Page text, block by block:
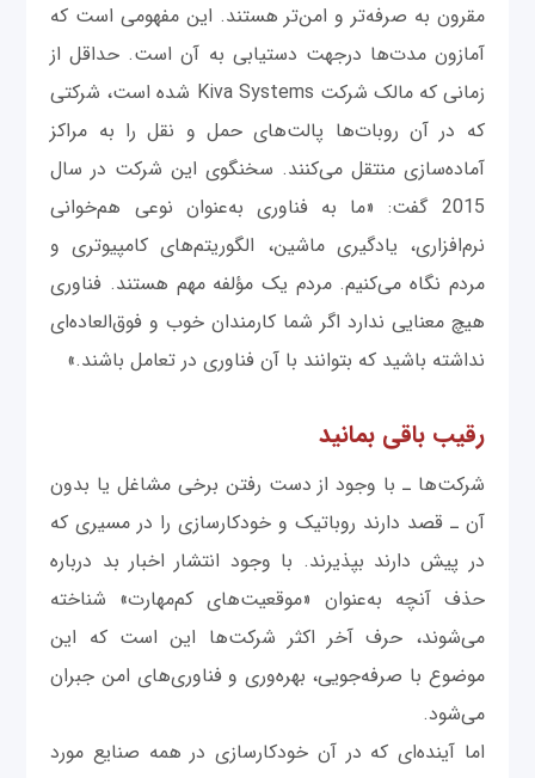
مقرون به‌ صرفه‌تر و امن‌تر هستند. این مفهومی است که
آمازون مدت‌ها درجهت دستیابی به آن است. حداقل از
زمانی که مالک شرکت Kiva Systems شده است، شرکتی
که در آن روبات‌ها پالت‌های حمل و نقل را به مراکز
آماده‌سازی منتقل می‌کنند. سخنگوی این شرکت در سال
2015 گفت: «ما به فناوری به‌عنوان نوعی هم‌خوانی
نرم‌افزاری، یادگیری ماشین، الگوریتم‌های کامپیوتری و
مردم نگاه می‌کنیم. مردم یک مؤلفه مهم هستند. فناوری
هیچ معنایی ندارد اگر شما کارمندان خوب و فوق‌العاده‌ای
نداشته باشید که بتوانند با آن فناوری در تعامل باشند.»
رقیب باقی بمانید
شرکت‌ها ـ با وجود از دست رفتن برخی مشاغل یا بدون
آن ـ قصد دارند روباتیک و خودکارسازی را در مسیری که
در پیش دارند بپذیرند. با وجود انتشار اخبار بد درباره
حذف آنچه به‌عنوان «موقعیت‌های کم‌مهارت» شناخته
می‌شوند، حرف آخر اکثر شرکت‌ها این است که این
موضوع با صرفه‌جویی، بهره‌وری و فناوری‌های امن جبران
می‌شود.
اما آینده‌ای که در آن خودکارسازی در همه صنایع مورد